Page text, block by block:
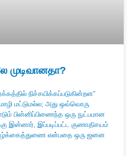
முடிவானதா?
நிச்சயிக்கப்படுகின்றன”
மட்டுமல்ல; அது ஒவ்வொரு
பின்னிப்பிணைந்த ஒரு நுட்பமான
இன்னார், இப்படிப்பட்ட குணாதிசயம்
என்பதை ஒரு ஜனன